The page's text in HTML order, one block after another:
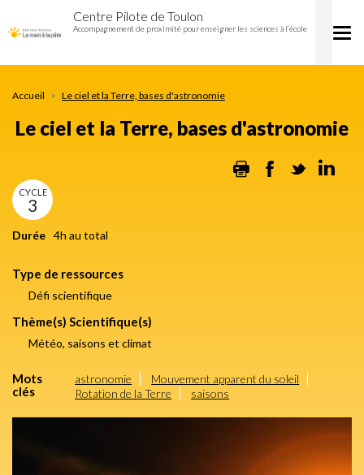
ciel
d'astronomie
au
contenu
Centre Pilote de Toulon
Accompagnement de proximité pour enseigner les sciences à l’école
Accueil Le ciel et la Terre, bases d'astronomie
Le ciel et la Terre, bases d'astronomie
Print Facebook
Twitter
CYCLE
3
Durée 4h au total
Type de ressources
Défi scientifique
Thème(s) Scientifique(s)
Météo, saisons et climat
Mots
clés
astronomie
Mouvement apparent du soleil
Rotation de la Terre
saisons